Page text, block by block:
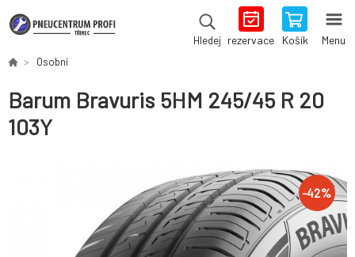
Hledej rezervace Košík Menu
Osobní
Barum Bravuris 5HM 245/45 R 20
103Y
-42%